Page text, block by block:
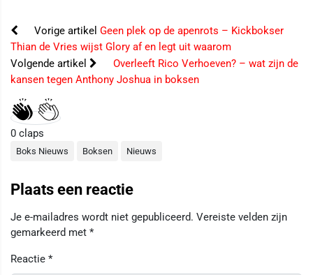
Vorige artikel Geen plek op de apenrots – Kickbokser
Thian de Vries wijst Glory af en legt uit waarom
Volgende artikel
Overleeft Rico Verhoeven? – wat zijn de
kansen tegen Anthony Joshua in boksen
0 claps
Boks Nieuws Boksen Nieuws
Plaats een reactie
Je e-mailadres wordt niet gepubliceerd. Vereiste velden zijn
gemarkeerd met *
Reactie *